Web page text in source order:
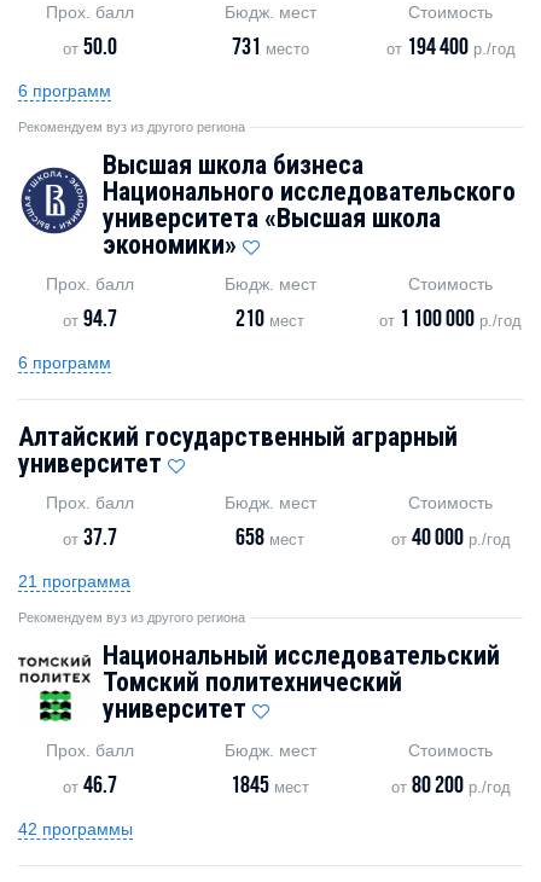
Прох. балл
от50.0
Бюдж. мест
731 место
Стоимость
от 194 400р./год
6 программ
Рекомендуем вуз из другого региона
Высшая школа бизнеса
Национального исследовательского
университета «Высшая школа
экономики»
Прох. балл
от94.7
Бюдж. мест
210 мест
Стоимость
от 1 100 000 р./год
6 программ
Алтайский государственный аграрный
университет
Прох. балл
от37.7
Бюдж. мест
658 мест
Стоимость
от 40 000р./год
21 программа
Рекомендуем вуз из другого региона
Национальный исследовательский
Томский политехнический
университет
Прох. балл
от46.7
Бюдж. мест
1845 мест
Стоимость
от 80 200р./год
42 программы